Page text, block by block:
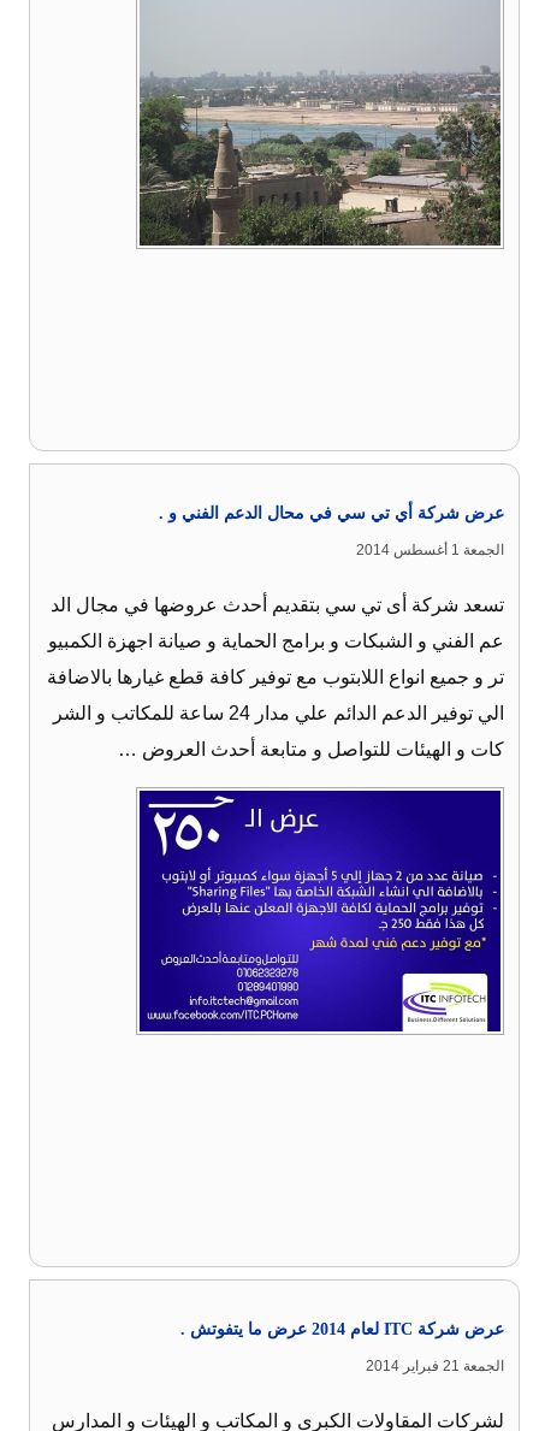
عرض شركة أي تي سي في محال الدعم الفني و .
الجمعة 1 أغسطس 2014
تسعد شركة أى تي سي بتقديم أحدث عروضها في مجال الد
عم الفني و الشبكات و برامج الحماية و صيانة اجهزة الكمبيو
تر و جميع انواع اللابتوب مع توفير كافة قطع غيارها بالاضافة
الي توفير الدعم الدائم علي مدار 24 ساعة للمكاتب و الشر
كات و الهيئات للتواصل و متابعة أحدث العروض …
عرض شركة ITC لعام 2014 عرض ما يتفوتش .
الجمعة 21 فبراير 2014
لشركات المقاولات الكبرى و المكاتب و الهيئات و المدارس